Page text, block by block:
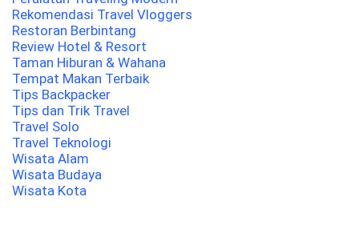
Rekomendasi Travel Vloggers
Restoran Berbintang
Review Hotel & Resort
Taman Hiburan & Wahana
Tempat Makan Terbaik
Tips Backpacker
Tips dan Trik Travel
Travel Solo
Travel Teknologi
Wisata Alam
Wisata Budaya
Wisata Kota